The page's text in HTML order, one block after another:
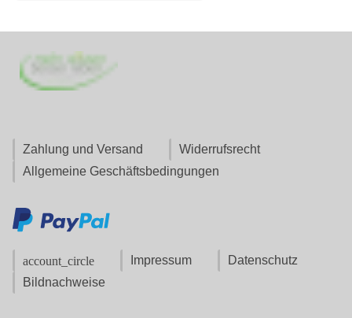
Zahlung und Versand
Widerrufsrecht
Allgemeine Geschäftsbedingungen
account_circle Impressum
Datenschutz
Bildnachweise